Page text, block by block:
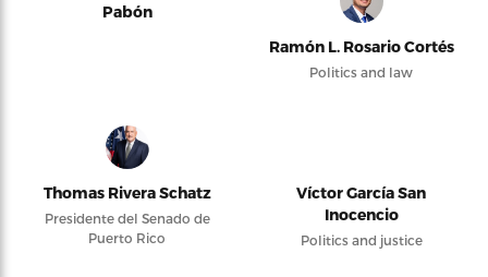
Pabón
Ramón L. Rosario Cortés
Politics and law
Thomas Rivera Schatz
Presidente del Senado de
Puerto Rico
Víctor García San
Inocencio
Politics and justice